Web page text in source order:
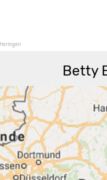
Heringen
Betty